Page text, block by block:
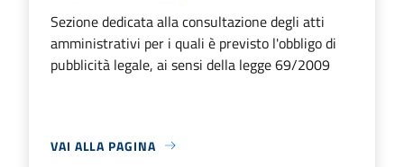
Sezione dedicata alla consultazione degli atti
amministrativi per i quali è previsto l'obbligo di
pubblicità legale, ai sensi della legge 69/2009
VAI ALLA PAGINA